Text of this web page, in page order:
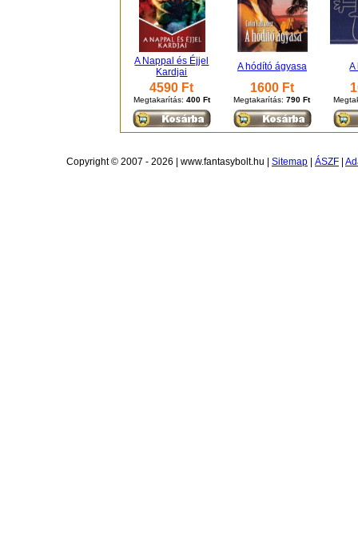
A Nappal és Éjjel
Kardjai
A hódító ágyasa A
4590 Ft
Megtakarítás: 400 Ft
1600 Ft
Megtakarítás:790 Ft
Copyright © 2007 - 2026 | www.fantasybolt.hu | Sitemap ÁSZF